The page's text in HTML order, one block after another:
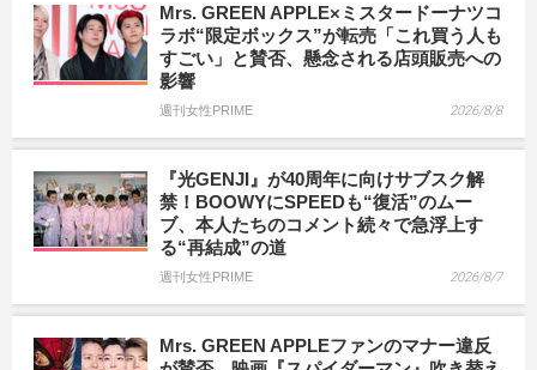
Mrs. GREEN APPLE×ミスタードーナツコ
ラボ“限定ボックス”が転売「これ買う人も
すごい」と賛否、懸念される店頭販売への
影響
週刊女性PRIME 2026/8/8
『光GENJI』が40周年に向けサブスク解
禁！BOOWYにSPEEDも“復活”のムー
ブ、本人たちのコメント続々で急浮上す
る“再結成”の道
週刊女性PRIME 2026/8/7
Mrs. GREEN APPLEファンのマナー違反